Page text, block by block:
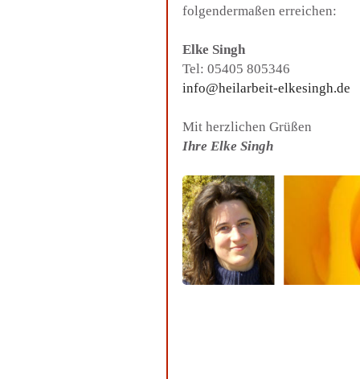
folgendermaßen erreichen:
Elke Singh
Tel: 05405 805346
info@heilarbeit-elkesingh.de
Mit herzlichen Grüßen
Ihre Elke Singh